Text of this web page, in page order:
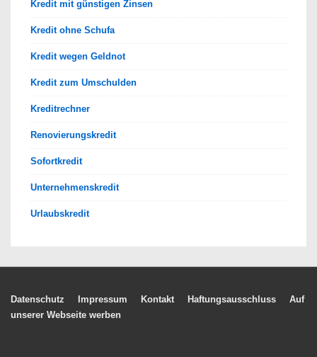
Kredit mit günstigen Zinsen
Kredit ohne Schufa
Kredit wegen Geldnot
Kredit zum Umschulden
Kreditrechner
Renovierungskredit
Sofortkredit
Unternehmenskredit
Urlaubskredit
Footer-
Datenschutz Impressum Kontakt Haftungsausschluss
Auf
unserer Webseite werben